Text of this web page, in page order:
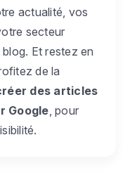
actualité, vos
secteur
Et restez en
de la
des articles
Google , pour